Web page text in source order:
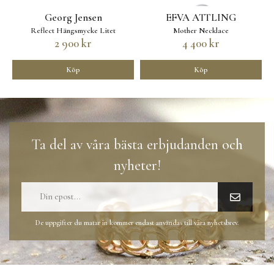
Georg Jensen
Reflect Hängsmycke Litet
2 900 kr
Köp
EFVA ATTLING
Mother Necklace
4 400 kr
Köp
Ta del av våra bästa erbjudanden och
nyheter!
De uppgifter du matar in kommer endast användas till våra nyhetsbrev.